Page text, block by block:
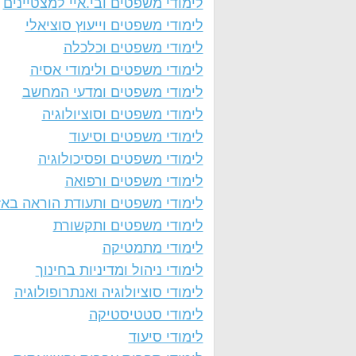
לימודי משפטים ובי.איי למצטיינים
לימודי משפטים וייעוץ סוציאלי
לימודי משפטים וכלכלה
לימודי משפטים ולימודי אסיה
לימודי משפטים ומדעי המחשב
לימודי משפטים וסוציולוגיה
לימודי משפטים וסיעוד
לימודי משפטים ופסיכולוגיה
לימודי משפטים ורפואה
לימודי משפטים ותעודת הוראה
לימודי משפטים ותקשורת
לימודי מתמטיקה
לימודי ניהול ומדיניות בחינוך
לימודי סוציולוגיה ואנתרופולוגיה
לימודי סטטיסטיקה
לימודי סיעוד